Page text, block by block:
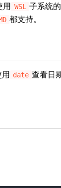
用 WSL
子系统
都支持。
用 date 查看日